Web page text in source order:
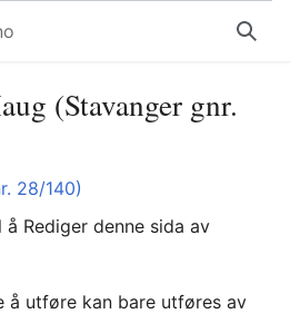
Søk
(Stavanger gnr.
28/140)
Rediger denne sida av
å utføre kan bare utføres av